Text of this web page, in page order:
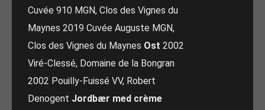
Cuvée 910 MGN, Clos des Vignes du
Maynes 2019 Cuvée Auguste MGN,
Clos des Vignes du Maynes Ost 2002
Viré-Clessé, Domaine de la Bongran
2002 Pouilly-Fuissé VV, Robert
Denogent Jordbær med crème